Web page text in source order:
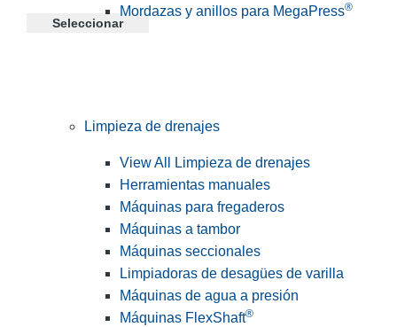
Seleccionar
Mordazas y anillos para MegaPress®
Limpieza de drenajes
View All Limpieza de drenajes
Herramientas manuales
Máquinas para fregaderos
Máquinas a tambor
Máquinas seccionales
Limpiadoras de desagües de varilla
Máquinas de agua a presión
Máquinas FlexShaft®